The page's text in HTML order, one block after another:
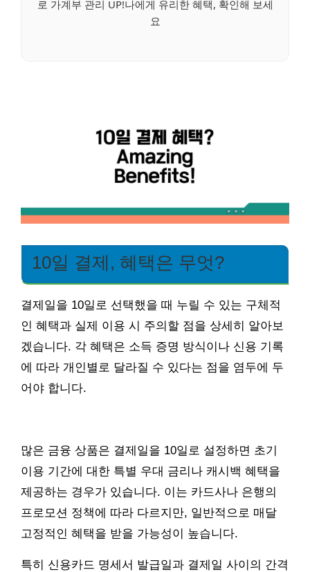
로 가계부 관리 UP!나에게 유리한 혜택, 확인해 보세
요
10일 결제, 혜택은 무엇?
결제일을 10일로 선택했을 때 누릴 수 있는 구체적
인 혜택과 실제 이용 시 주의할 점을 상세히 알아보
겠습니다. 각 혜택은 소득 증명 방식이나 신용 기록
에 따라 개인별로 달라질 수 있다는 점을 염두에 두
어야 합니다.
많은 금융 상품은 결제일을 10일로 설정하면 초기
이용 기간에 대한 특별 우대 금리나 캐시백 혜택을
제공하는 경우가 있습니다. 이는 카드사나 은행의
프로모션 정책에 따라 다르지만, 일반적으로 매달
고정적인 혜택을 받을 가능성이 높습니다.
특히 신용카드 명세서 발급일과 결제일 사이의 간격